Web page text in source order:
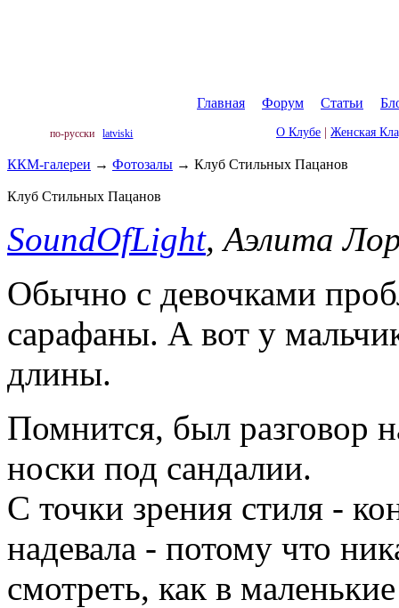
Главная Форум Статьи
по-русски latviski О Клубе Женская
ККМ-галереи → Фотозалы → Клуб Стильных Пацанов
Клуб Стильных Пацанов
SoundOfLight, Аэлита
Обычно с девочками
сарафаны. А вот у
длины.
Помнится, был разговор
носки под сандалии.
С точки зрения стиля -
надевала - потому что
смотреть, как в